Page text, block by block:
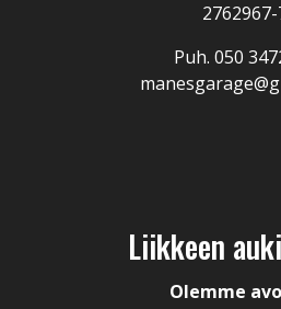
Puh. 050
Liikkeen
Olemme